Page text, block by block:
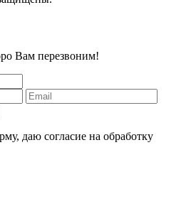
Вам перезвоним!
даю согласие на обработку